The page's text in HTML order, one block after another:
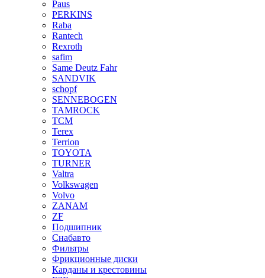
Paus
PERKINS
Raba
Rantech
Rexroth
safim
Same Deutz Fahr
SANDVIK
schopf
SENNEBOGEN
TAMROCK
TCM
Terex
Terrion
TOYOTA
TURNER
Valtra
Volkswagen
Volvo
ZANAM
ZF
Подшипник
Снабавто
Фильтры
Фрикционные диски
Карданы и крестовины